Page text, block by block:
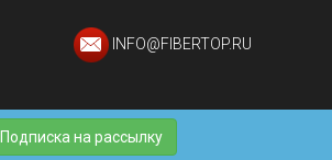
INFO@FIBERTOP.RU
Подписка на рассылку